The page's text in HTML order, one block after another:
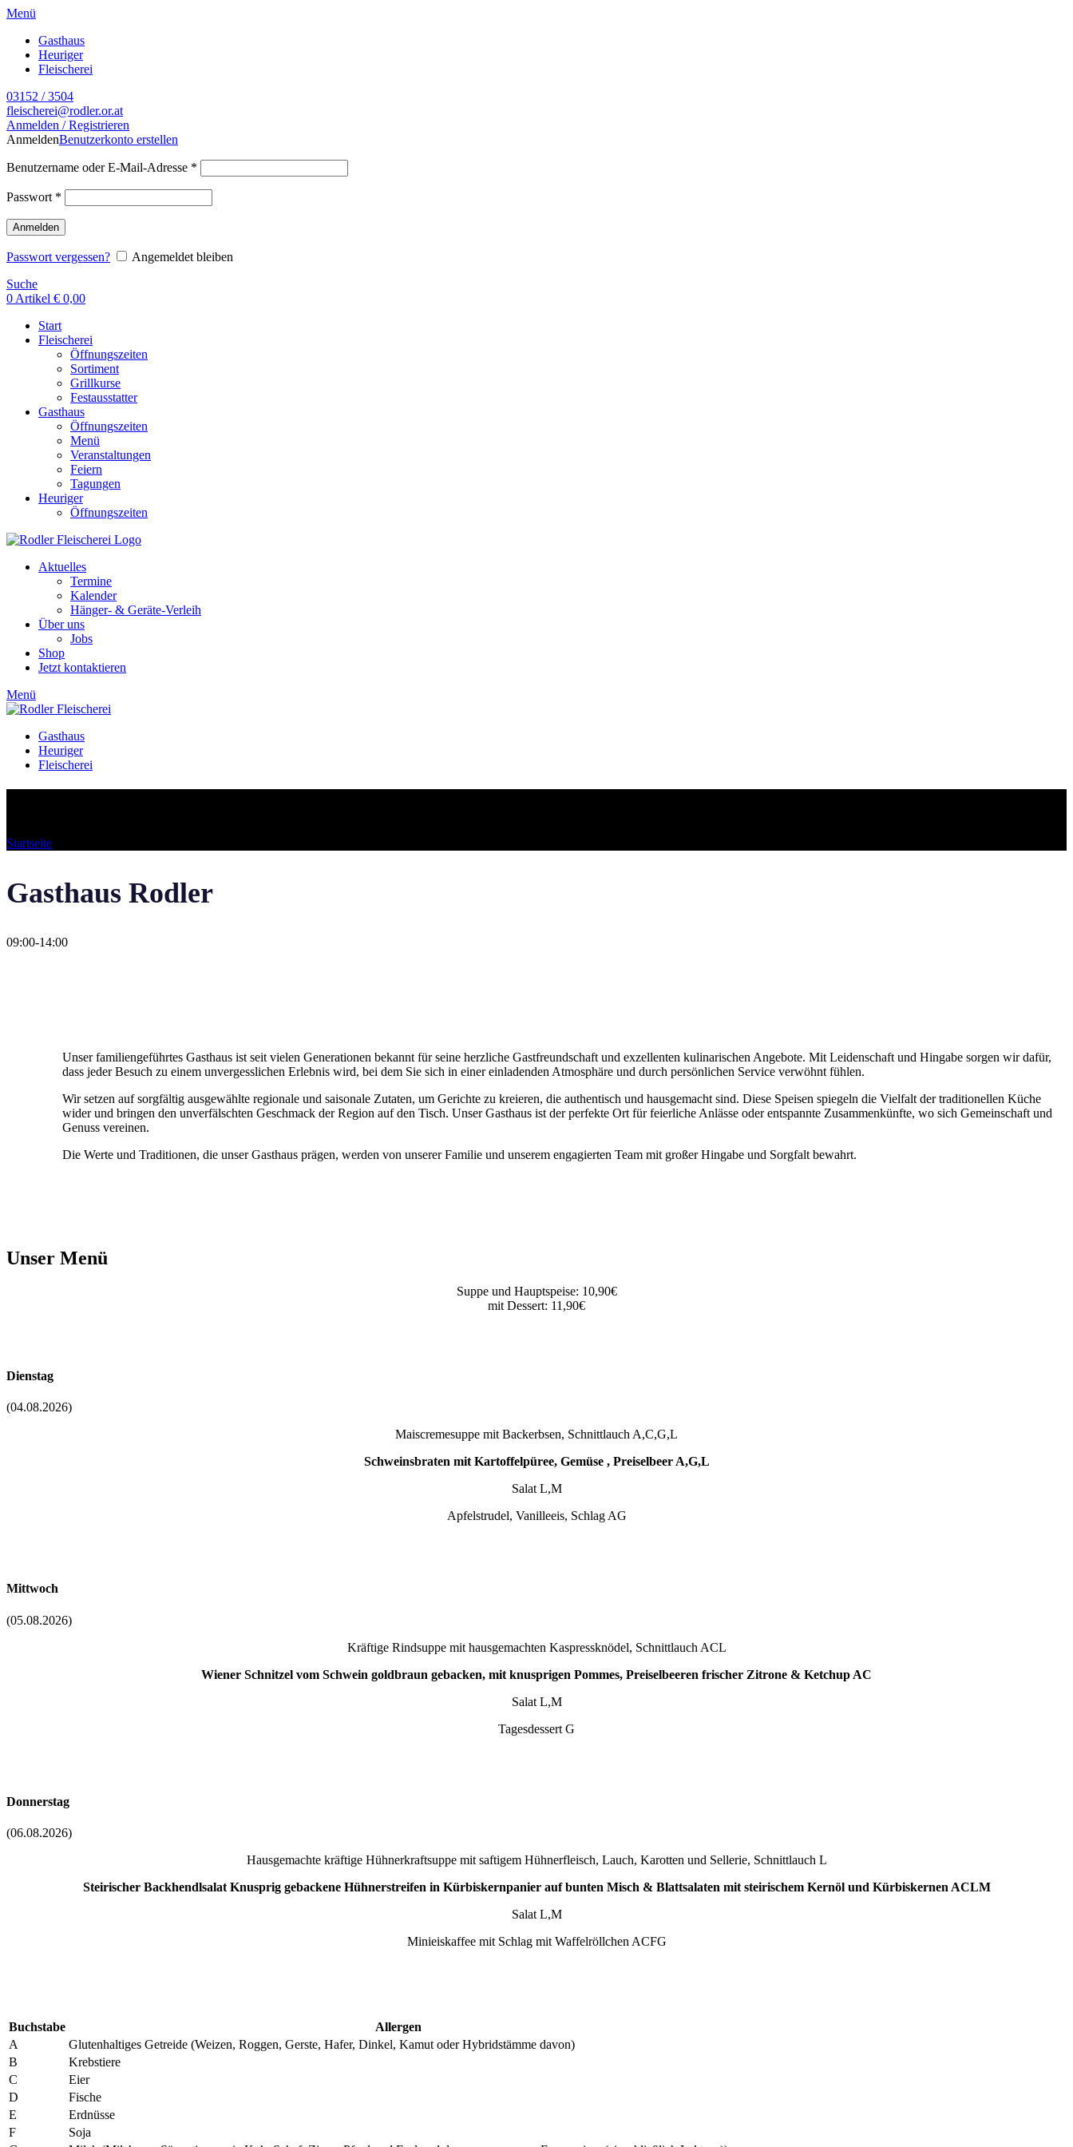
Menü
Gasthaus
Heuriger
Fleischerei
03152 / 3504
fleischerei@rodler.or.at
Anmelden / Registrieren
AnmeldenBenutzerkonto erstellen
Benutzername oder E-Mail-Adresse *
Passwort *
Anmelden
Passwort vergessen?
Angemeldet bleiben
Suche
0 Artikel € 0,00
Start
Fleischerei
Öffnungszeiten
Sortiment
Grillkurse
Festausstatter
Gasthaus
Öffnungszeiten
Menü
Veranstaltungen
Feiern
Tagungen
Heuriger
Öffnungszeiten
Aktuelles
Termine
Kalender
Hänger- & Geräte-Verleih
Über uns
Jobs
Shop
Jetzt kontaktieren
Menü
Gasthaus
Heuriger
Fleischerei
Startseite
Gasthaus Rodler
09:00-14:00
Unser familiengeführtes Gasthaus ist seit vielen Generationen bekannt für seine herzliche Gastfreundschaft und exzellenten kulinarischen Angebote. Mit Leidenschaft und Hingabe sorgen wir dafür,
dass jeder Besuch zu einem unvergesslichen Erlebnis wird, bei dem Sie sich in einer einladenden Atmosphäre und durch persönlichen Service verwöhnt fühlen.
Wir setzen auf sorgfältig ausgewählte regionale und saisonale Zutaten, um Gerichte zu kreieren, die authentisch und hausgemacht sind. Diese Speisen spiegeln die Vielfalt der traditionellen Küche
wider und bringen den unverfälschten Geschmack der Region auf den Tisch. Unser Gasthaus ist der perfekte Ort für feierliche Anlässe oder entspannte Zusammenkünfte, wo sich Gemeinschaft und
Genuss vereinen.
Die Werte und Traditionen, die unser Gasthaus prägen, werden von unserer Familie und unserem engagierten Team mit großer Hingabe und Sorgfalt bewahrt.
Unser Menü
Suppe und Hauptspeise: 10,90€
mit Dessert: 11,90€
Dienstag
(04.08.2026)
Maiscremesuppe mit Backerbsen, Schnittlauch A,C,G,L
Schweinsbraten mit Kartoffelpüree, Gemüse , Preiselbeer A,G,L
Salat L,M
Apfelstrudel, Vanilleeis, Schlag AG
Mittwoch
(05.08.2026)
Kräftige Rindsuppe mit hausgemachten Kaspressknödel, Schnittlauch ACL
Wiener Schnitzel vom Schwein goldbraun gebacken, mit knusprigen Pommes, Preiselbeeren frischer Zitrone & Ketchup AC
Salat L,M
Tagesdessert G
Donnerstag
(06.08.2026)
Hausgemachte kräftige Hühnerkraftsuppe mit saftigem Hühnerfleisch, Lauch, Karotten und Sellerie, Schnittlauch L
Steirischer Backhendlsalat Knusprig gebackene Hühnerstreifen in Kürbiskernpanier auf bunten Misch & Blattsalaten mit steirischem Kernöl und Kürbiskernen ACLM
Salat L,M
Minieiskaffee mit Schlag mit Waffelröllchen ACFG
Buchstabe
Allergen
A
Glutenhaltiges Getreide (Weizen, Roggen, Gerste, Hafer, Dinkel, Kamut oder Hybridstämme davon)
B
Krebstiere
C
Eier
D
Fische
E
Erdnüsse
F
Soja